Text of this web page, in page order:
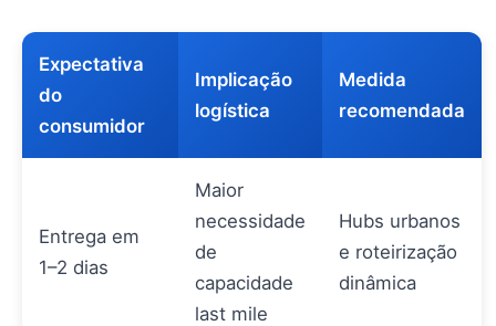
Expectativa
do
consumidor
Implicação
logística
Medida
recomendada
Entrega em
1–2 dias
Maior
necessidade
de
capacidade
last mile
Hubs urbanos
e roteirização
dinâmica